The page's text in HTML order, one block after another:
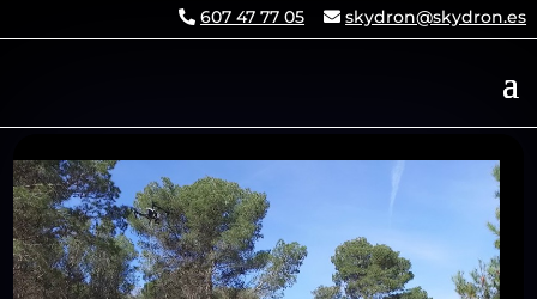
607 47 77 05 skydron@skydron.es